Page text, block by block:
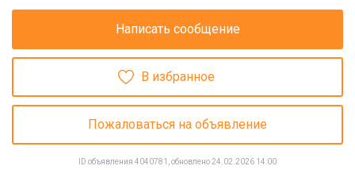
Написать сообщение
В избранное
Пожаловаться на объявление
ID объявления 4040781, обновлено 24.02.2026 14:00